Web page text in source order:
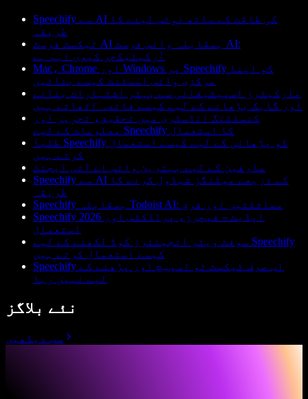
Speechify سے AI کی طاقت کے ساتھ نوٹس لینے کا
طریقہ
ٹیکسٹ فرسٹ AI بمقابلہ وائس فرسٹ AI:
آرکیٹیکچر کیوں اہم ہے
Mac، Chrome اور Windows پر Speechify کو اپنا
مرکزی وائس اسسٹنٹ کیسے بنائیں
مارکیٹرز اسپیشیفائی سے بہتر اشتہارات بنانے
اور گاہک بڑھانے کے لیے کیسے فائدہ اٹھاتے ہیں
کنسلٹنگ انڈسٹری میں تحقیق، تحریر اور
معلومات کے لیے Speechify کا استعمال
طلبا Speechify کو پڑھائی کے لیے کیسے استعمال
کرتے ہیں
صارفین کے لیے بہترین وائس اے آئی ایجنٹ
Speechify سے AI کے ذریعے میٹنگز شیڈول کرنے کا
طریقہ
Speechify بمقابلہ Todoist AI: مماثلتیں اور فرق
Speechify 2026 اپڈیٹ – فیچرز، پراڈکٹس اور
استعمال
سوفٹ ویئر انجینئرز کوڈ لکھنے کے لیے Speechify
کیسے استعمال کرتے ہیں
Speechify اب صرف ٹیکسٹ ٹو اسپیچ اور پڑھنے کے
لیے نہیں رہا
نئے بلاگز
سب دیکھیں